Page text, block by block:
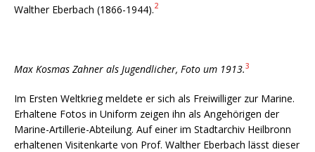
Walther Eberbach (1866-1944).2
Max Kosmas Zahner als Jugendlicher, Foto um 1913.3
Im Ersten Weltkrieg meldete er sich als Freiwilliger zur Marine.
Erhaltene Fotos in Uniform zeigen ihn als Angehörigen der
Marine-Artillerie-Abteilung. Auf einer im Stadtarchiv Heilbronn
erhaltenen Visitenkarte von Prof. Walther Eberbach lässt dieser